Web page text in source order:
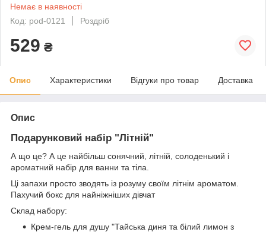
Немає в наявності
Код: pod-0121
Роздріб
529 ₴
Опис Характеристики Відгуки про товар Доставка
Опис
Подарунковий набір "Літній"
А що це? А це найбільш сонячний, літній, солоденький і
ароматний набір для ванни та тіла.
Ці запахи просто зводять із розуму своїм літнім ароматом.
Пахучий бокс для найніжніших дівчат
Склад набору:
Крем-гель для душу "Тайська диня та білий лимон з